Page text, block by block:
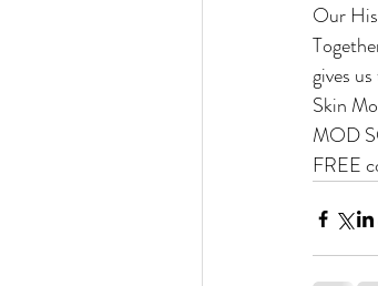
Our
gives
Skin
MOD
FREE